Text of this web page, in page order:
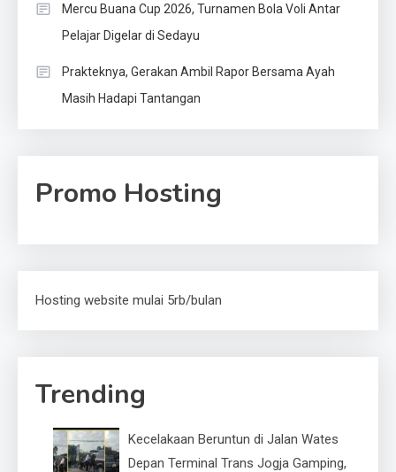
Mercu Buana Cup 2026, Turnamen Bola Voli Antar
Pelajar Digelar di Sedayu
Prakteknya, Gerakan Ambil Rapor Bersama Ayah
Masih Hadapi Tantangan
Promo Hosting
Hosting website mulai 5rb/bulan
Trending
Kecelakaan Beruntun di Jalan Wates
Depan Terminal Trans Jogja Gamping,